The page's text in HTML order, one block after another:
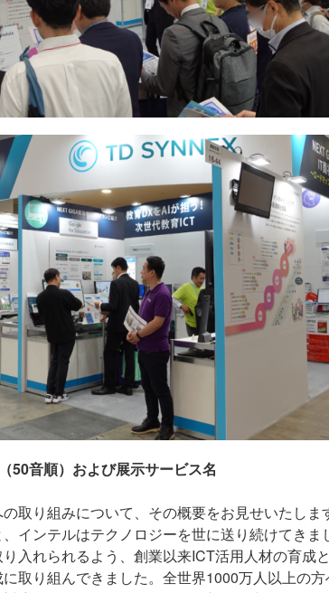
50音順）および展示サービス名
取り組みについて、その概要をお見せいたし
インテルはテクノロジーを世に送り続けてき
入れられるよう、創業以来ICT活用人材の育成
取り組んできました。全世界1000万人以上の